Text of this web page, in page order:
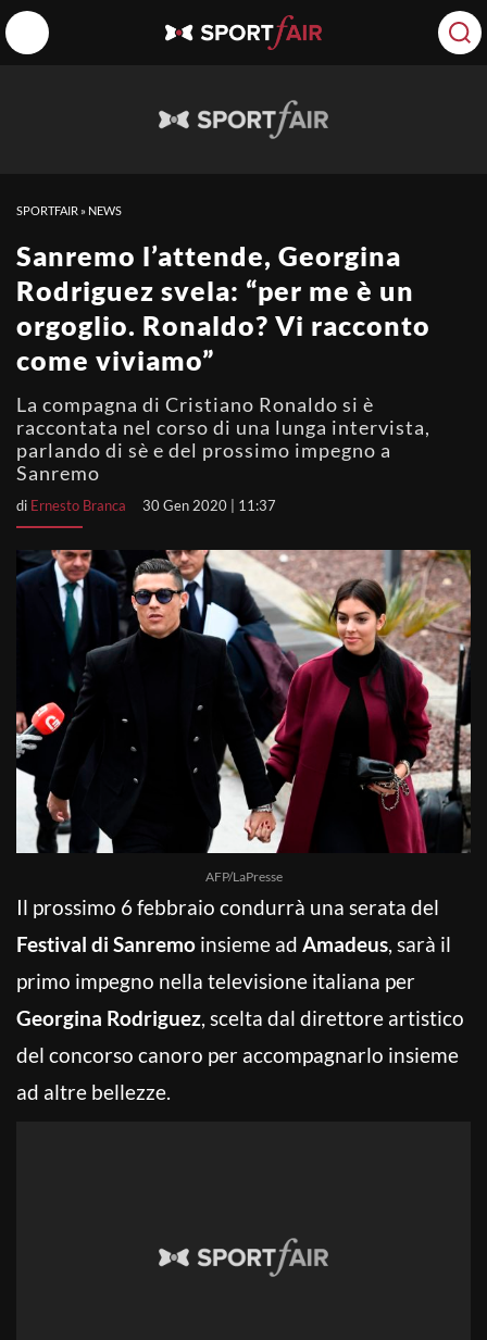
SPORTFAIR » NEWS
Sanremo l’attende, Georgina
Rodriguez svela: “per me è un
orgoglio. Ronaldo? Vi racconto
come viviamo”
La compagna di Cristiano Ronaldo si è
raccontata nel corso di una lunga intervista,
parlando di sè e del prossimo impegno a
Sanremo
di Ernesto Branca 30 Gen 2020 | 11:37
AFP/LaPresse
Il prossimo 6 febbraio condurrà una serata del
Festival di Sanremo insieme ad Amadeus, sarà il
primo impegno nella televisione italiana per
Georgina Rodriguez, scelta dal direttore artistico
del concorso canoro per accompagnarlo insieme
ad altre bellezze.